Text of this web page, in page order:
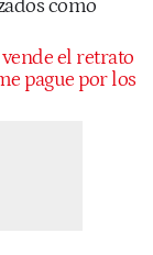
como
el retrato
pague por los